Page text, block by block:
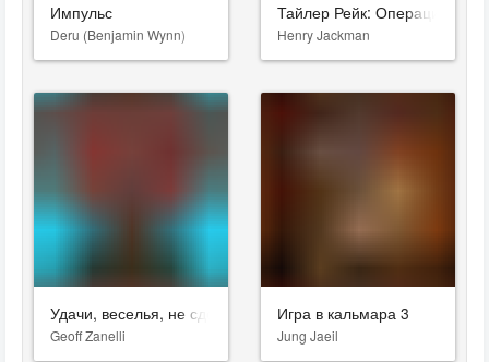
Импульс
Deru (Benjamin Wynn)
Тайлер Рейк: Операция по
Henry Jackman
Удачи, веселья, не сдохни
Geoff Zanelli
Игра в кальмара 3
Jung Jaeil